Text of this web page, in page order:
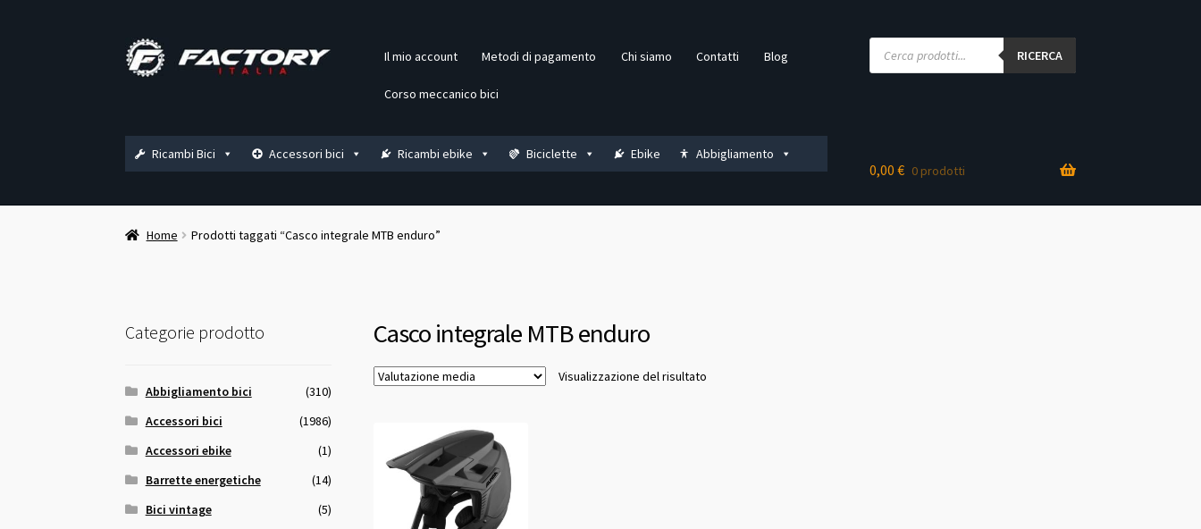
Vai
alla
Vai
al
Il mio account Metodi di pagamento Chi siamo Contatti Blog
Corso meccanico bici
Products
search RICERCA
Ricambi Bici Accessori bici Ricambi ebike Biciclette Ebike Abbigliamento
0,00 € 0 prodotti
Home Prodotti taggati “Casco integrale MTB enduro”
Casco integrale MTB enduro
Visualizzazione del risultato
Categorie prodotto
Abbigliamento bici
(310)
Accessori bici
(1986)
Accessori ebike
(1)
Barrette energetiche
(14)
Bici vintage
(5)